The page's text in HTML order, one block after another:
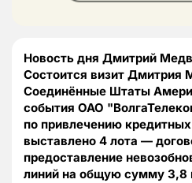
Новость дня Дмитрий
Состоится визит Дмитрия
Соединённые Штаты
события ОАО
по привлечению
выставлено 4 лота —
предоставление
линий на общую сумму 3,8